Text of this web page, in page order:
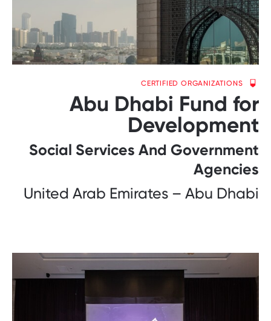
CERTIFIED ORGANIZATIONS
Abu Dhabi Fund for
Development
Social Services And Government
Agencies
United Arab Emirates – Abu Dhabi